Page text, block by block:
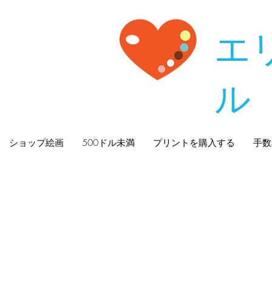
エ
ル
ショップ絵画 500ドル未満 プリントを購入する 手